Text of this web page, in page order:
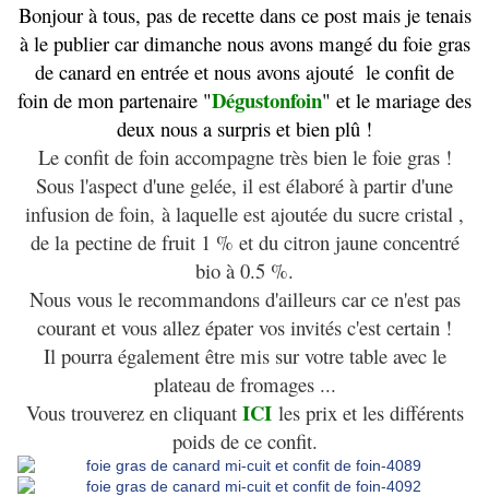
Bonjour à tous, pas de recette dans ce post mais je tenais
à le publier car dimanche nous avons mangé du foie gras
de canard en entrée et nous avons ajouté le confit de
foin de mon partenaire "Dégustonfoin" et le mariage des
deux nous a surpris et bien plû !
Le confit de foin accompagne très bien le foie gras !
Sous l'aspect d'une gelée, il est élaboré à partir d'une
infusion de foin, à laquelle est ajoutée du sucre cristal ,
de la pectine de fruit 1 % et du citron jaune concentré
bio à 0.5 %.
Nous vous le recommandons d'ailleurs car ce n'est pas
courant et vous allez épater vos invités c'est certain !
Il pourra également être mis sur votre table avec le
plateau de fromages ...
Vous trouverez en cliquant ICIles prix et les différents
poids de ce confit.